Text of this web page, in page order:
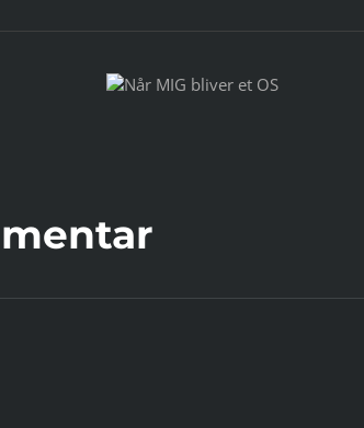
bliver
Rastløse ben før